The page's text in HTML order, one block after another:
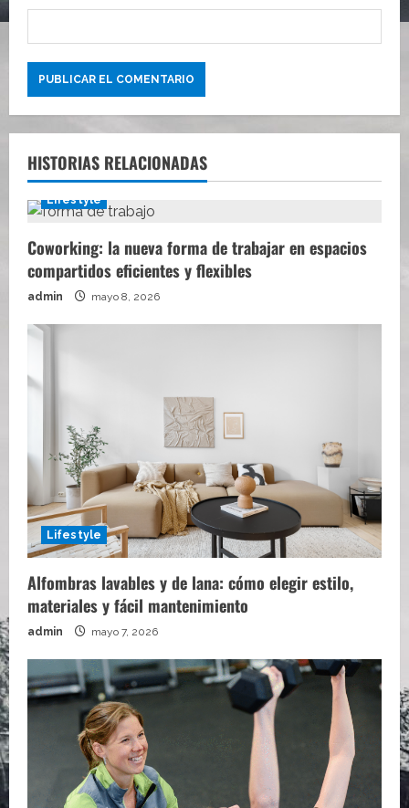
HISTORIAS RELACIONADAS
Lifestyle
Coworking: la nueva forma de trabajar en espacios
compartidos eficientes y flexibles
admin mayo 8, 2026
Lifestyle
Alfombras lavables y de lana: cómo elegir estilo,
materiales y fácil mantenimiento
admin mayo 7, 2026